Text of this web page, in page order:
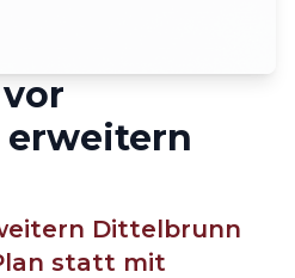
vor
erweitern
Dittelbrunn
statt mit